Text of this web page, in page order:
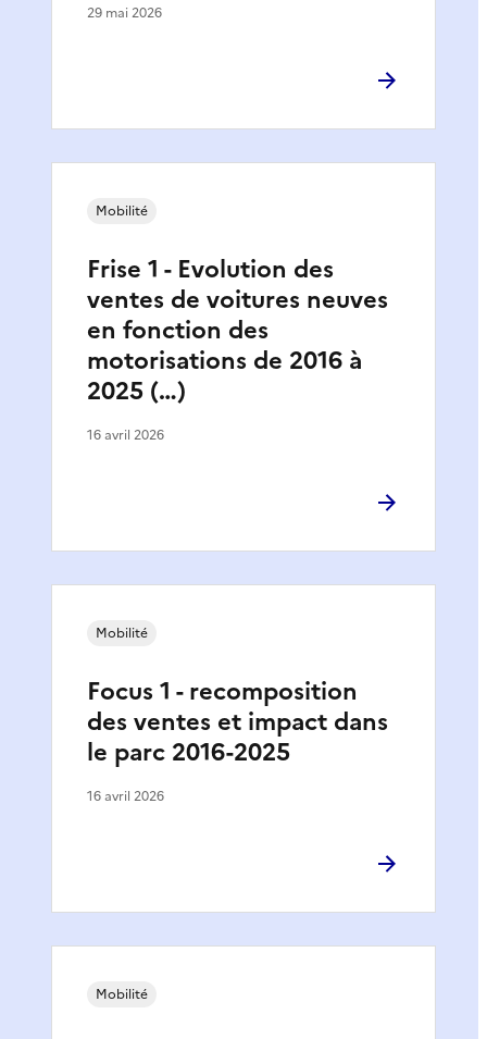
29 mai 2026
Frise 1 - Evolution des
ventes de voitures neuves
en fonction des
motorisations de 2016 à
2025 (…)
Mobilité
16 avril 2026
Focus 1 - recomposition
des ventes et impact dans
le parc 2016-2025
Mobilité
16 avril 2026
Mobilité